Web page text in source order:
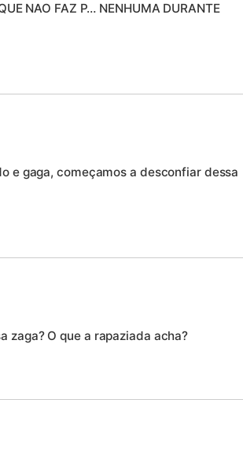
NAO FAZ P… NENHUMA DURANTE
e gaga, começamos a desconfiar dessa
zaga? O que a rapaziada acha?